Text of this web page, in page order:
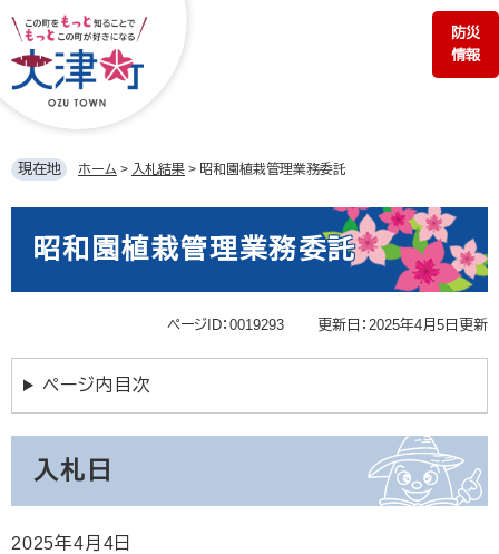
ジ
の
す。
ュ
ー
し
防災
情報
現在地 ホーム > 入札結果 > 昭和園植栽管理業務委託
昭和園植栽管理業務委託
ページID：0019293 更新日：2025年4月5日更新
ページ内目次
入札日
2025年4月4日